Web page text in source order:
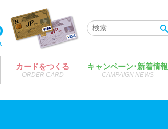
カードをつくる
ORDER CARD
キャンペーン･新着情報
CAMPAIGN NEWS